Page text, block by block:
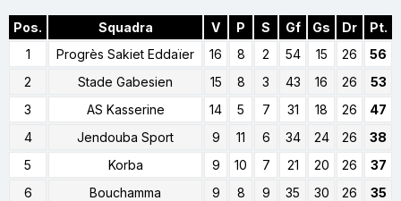
Pos. Squadra V P S Gf Gs Dr
Pt.
1
Progrès Sakiet Eddaïer 16 8 2 54 15 26
56
2
Stade Gabesien 15 8 3 43 16 26
53
3
AS Kasserine 14 5 7 31 18 26
47
4
Jendouba Sport 9 11 6 34 24 26
38
5
Korba 9 10 7 21 20 26
37
6
Bouchamma 9 8 9 35 30 26
35